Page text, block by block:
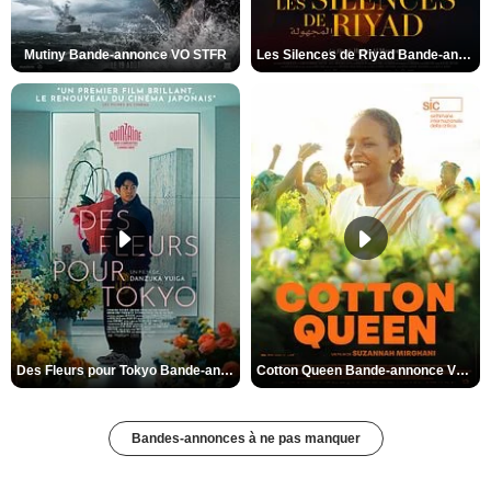
Mutiny Bande-annonce VO STFR Les Silences de Riyad Bande-annonce VO STFR
Des Fleurs pour Tokyo Bande-annonce VO STFR Cotton Queen Bande-annonce VO STFR
Bandes-annonces à ne pas manquer